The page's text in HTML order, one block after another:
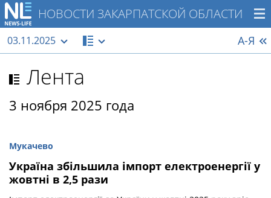
НОВОСТИ ЗАКАРПАТСКОЙ ОБЛАСТИ
03.11.2025 А-Я
Лента
3 ноября 2025 года
Мукачево
Україна збільшила імпорт електроенергії у
жовтні в 2,5 рази